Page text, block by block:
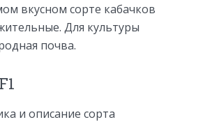
вкусном сорте кабачков
Для культуры
почва.
и описание сорта